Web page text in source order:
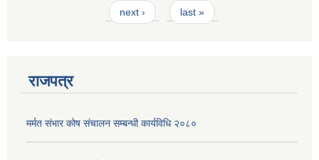
next › last »
राजपत्र
मर्मत संभार कोष संचालन सम्बन्धी कार्यविधि २०८०